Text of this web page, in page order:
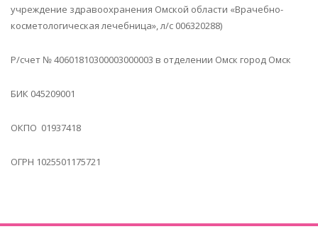
учреждение здравоохранения Омской области «Врачебно-
косметологическая лечебница», л/с 006320288)
Р/счет № 40601810300003000003 в отделении Омск город Омск
БИК 045209001
ОКПО 01937418
ОГРН 1025501175721